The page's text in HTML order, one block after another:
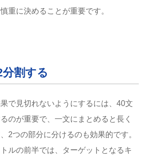
重に決めることが重要です。
割する
で見切れないようにするには、40文
のが重要で、一文にまとめると長く
2つの部分に分けるのも効果的です。
ルの前半では、ターゲットとなるキ